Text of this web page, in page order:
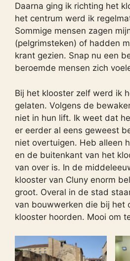
Daarna ging ik richting het
het centrum werd ik
Sommige mensen zagen
(pelgrimsteken) of hadden
krant gezien. Snap nu een
beroemde mensen zich
Bij het klooster zelf werd ik
gelaten. Volgens de
niet in hun lift. Ik weet dat
er eerder al eens geweest
niet overtuigen. Heb alleen
en de buitenkant van het
van over is. In de
klooster van Cluny enorm
groot. Overal in de stad
van bouwwerken die bij het
klooster hoorden. Mooi om